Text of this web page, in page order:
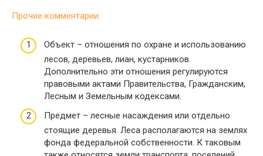
Прочие комментарии:
Объект – отношения по охране и использованию
лесов, деревьев, лиан, кустарников.
Дополнительно эти отношения регулируются
правовыми актами Правительства, Гражданским,
Лесным и Земельным кодексами.
Предмет – лесные насаждения или отдельно
стоящие деревья. Леса располагаются на землях
фонда федеральной собственности. К таковым